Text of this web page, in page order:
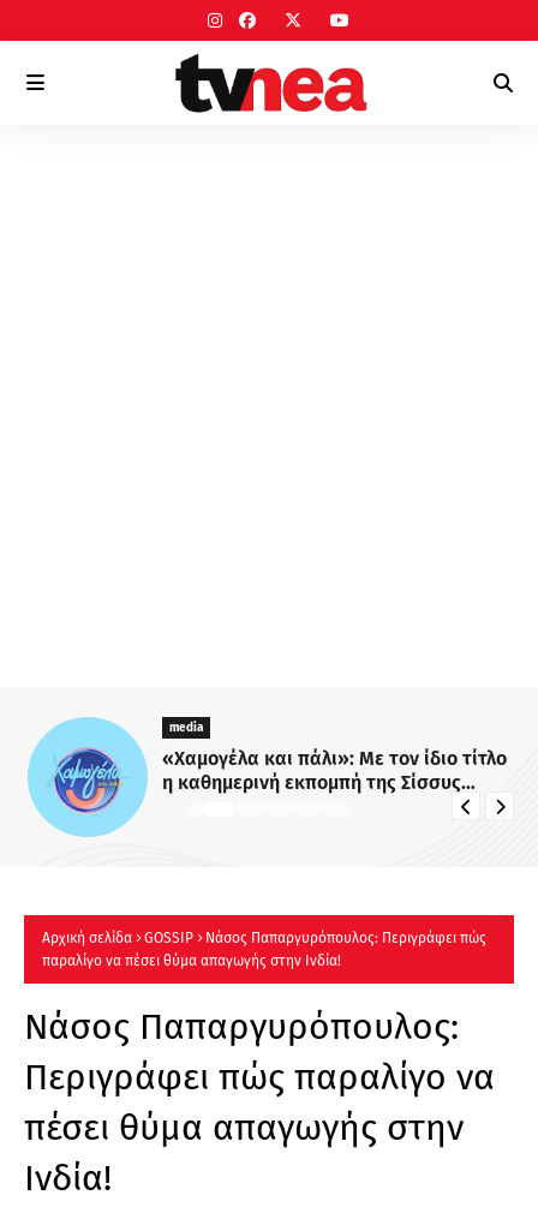
media
«Χαμογέλα και πάλι»: Με τον ίδιο τίτλο
η καθημερινή εκπομπή της Σίσσυς
Αρχική σελίδα GOSSIP
Νάσος Παπαργυρόπουλος: Περιγράφει πώς
παραλίγο να πέσει θύμα απαγωγής στην Ινδία!
Νάσος Παπαργυρόπουλος:
Περιγράφει πώς παραλίγο να
πέσει θύμα απαγωγής στην
Ινδία!